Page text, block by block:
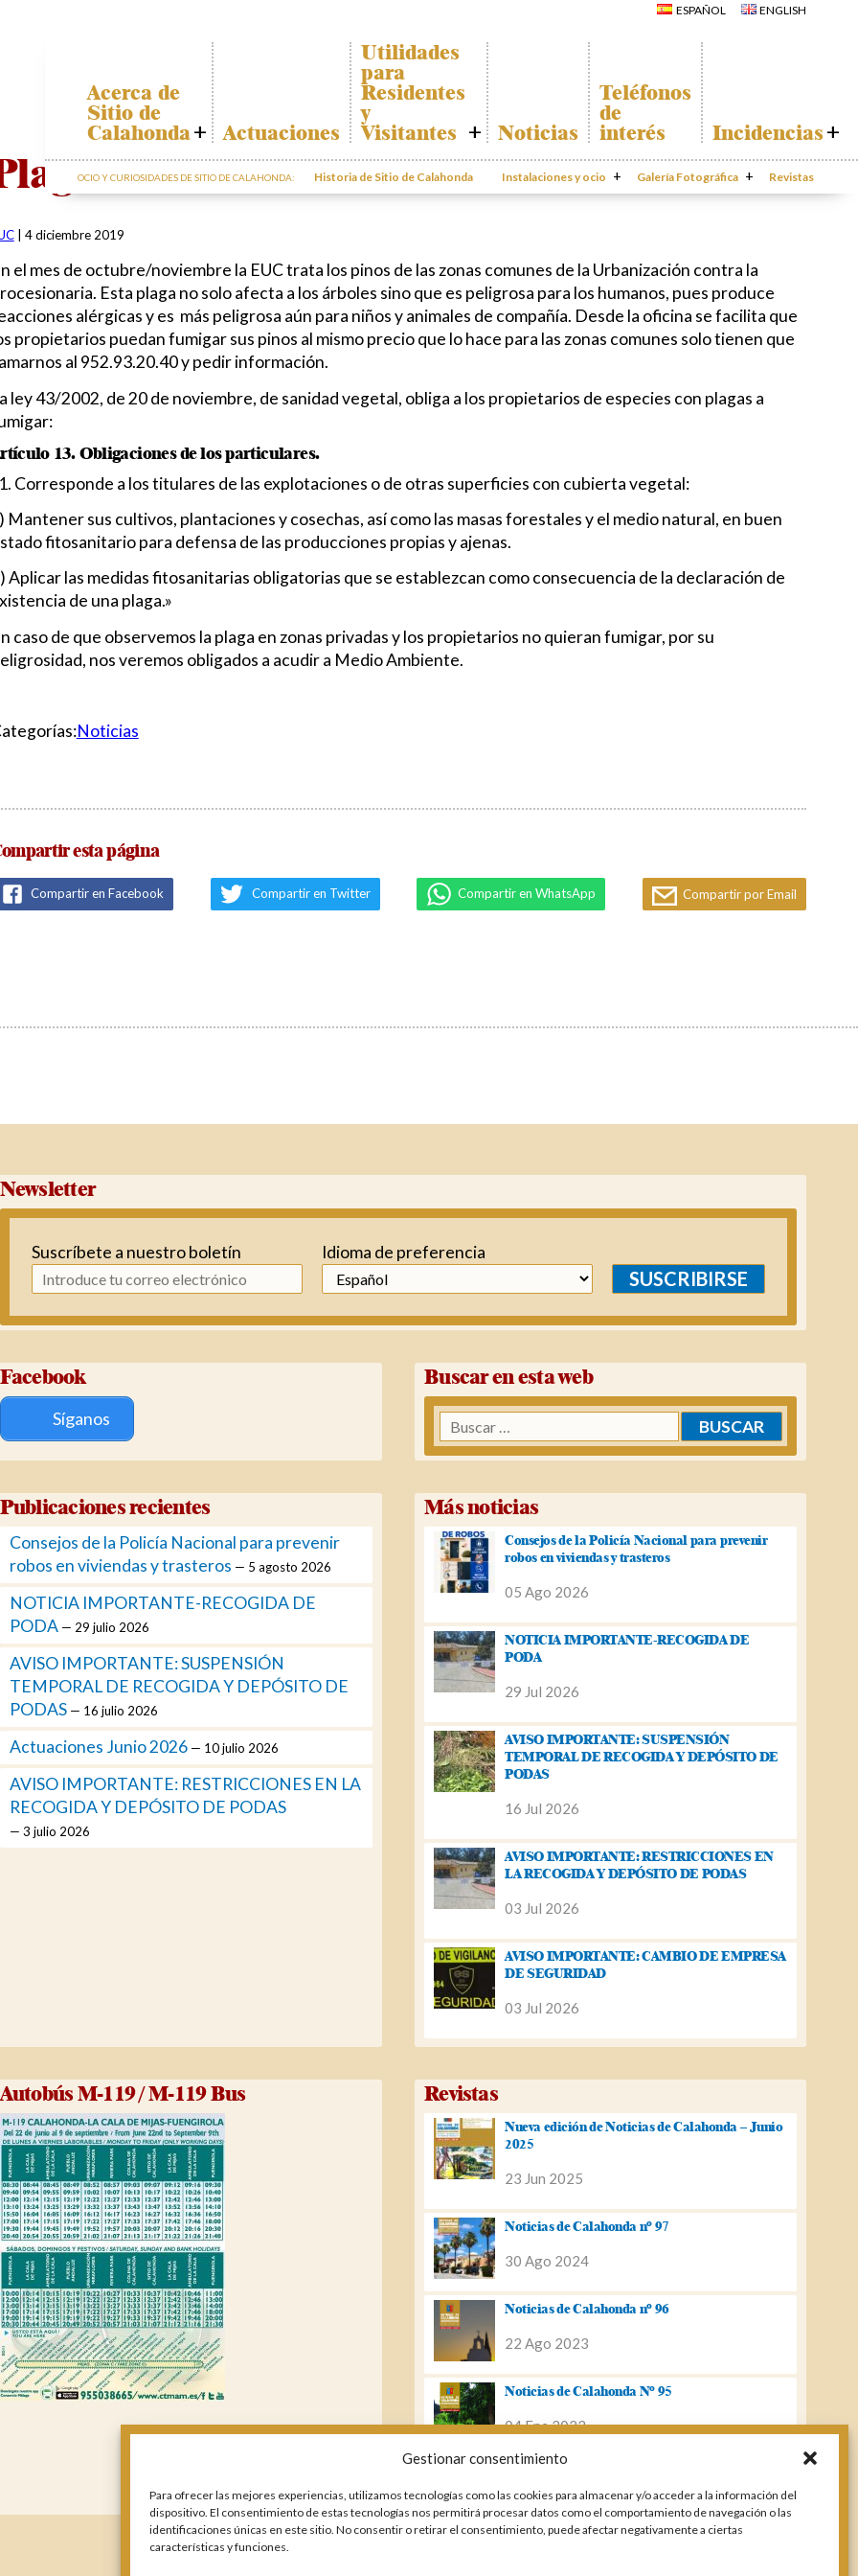
Gestionar consentimiento
Para ofrecer las mejores experiencias, utilizamos tecnologías como las cookies para almacenar y/o acceder a la información del
dispositivo. El consentimiento de estas tecnologías nos permitirá procesar datos como el comportamiento de navegación o las
identificaciones únicas en este sitio. No consentir o retirar el consentimiento, puede afectar negativamente a ciertas
características y funciones.
ESPAÑOL ENGLISH
Acerca de
Sitio de
Calahonda
Quiénes somos
Junta Directiva
Actas e
Informes
Anuales
Sitio de
Calahonda en
cifras
Contactar
Actuaciones
Utilidades
para
Residentes
y
Visitantes
Plano de
Calahonda
Transporte
Información
sobre podas
Noticias
Teléfonos
de
interés Incidencias
Incidencias
App Gecor
OCIO Y CURIOSIDADES DE SITIO DE CALAHONDA: Historia de Sitio de Calahonda Instalaciones y ocio
Parque Calahonda
Senda litoral Mijas
Ruta a pie
singulares
Parque Canino
Galería Fotográfica
comerciales
Iglesia de San
Miguel
Parques de Sitio de
Vivero de
Calahonda
Revistas
de Procesionaria
4 diciembre 2019
el mes de octubre/noviembre la EUC trata los pinos de las zonas comunes de la Urbanización contra la
Esta plaga no solo afecta a los árboles sino que es peligrosa para los humanos, pues produce
alérgicas y es más peligrosa aún para niños y animales de compañía. Desde la oficina se facilita que
propietarios puedan fumigar sus pinos al mismo precio que lo hace para las zonas comunes solo tienen que
al 952.93.20.40 y pedir información.
ley 43/2002, de 20 de noviembre, de sanidad vegetal, obliga a los propietarios de especies con plagas a
13. Obligaciones de los particulares.
Corresponde a los titulares de las explotaciones o de otras superficies con cubierta vegetal:
Mantener sus cultivos, plantaciones y cosechas, así como las masas forestales y el medio natural, en buen
fitosanitario para defensa de las producciones propias y ajenas.
Aplicar las medidas fitosanitarias obligatorias que se establezcan como consecuencia de la declaración de
de una plaga.»
caso de que observemos la plaga en zonas privadas y los propietarios no quieran fumigar, por su
nos veremos obligados a acudir a Medio Ambiente.
Noticias
esta página
Compartir en Facebook Compartir en Twitter Compartir en WhatsApp Compartir por Email
Newsletter
Suscríbete a nuestro boletín Idioma de preferencia
SUSCRIBIRSE
Facebook
Síganos
Buscar en esta web
Buscar:
Publicaciones recientes
Consejos de la Policía Nacional para prevenir
robos en viviendas y trasteros
5 agosto 2026
NOTICIA IMPORTANTE-RECOGIDA DE
PODA
29 julio 2026
AVISO IMPORTANTE: SUSPENSIÓN
TEMPORAL DE RECOGIDA Y DEPÓSITO DE
PODAS
16 julio 2026
Actuaciones Junio 2026 10 julio 2026
AVISO IMPORTANTE: RESTRICCIONES EN LA
RECOGIDA Y DEPÓSITO DE PODAS
3 julio 2026
Más noticias
Consejos de la Policía Nacional para prevenir
robos en viviendas y trasteros
05 Ago 2026
NOTICIA IMPORTANTE-RECOGIDA DE
PODA
29 Jul 2026
AVISO IMPORTANTE: SUSPENSIÓN
TEMPORAL DE RECOGIDA Y DEPÓSITO DE
PODAS
16 Jul 2026
AVISO IMPORTANTE: RESTRICCIONES EN
LA RECOGIDA Y DEPÓSITO DE PODAS
03 Jul 2026
AVISO IMPORTANTE: CAMBIO DE EMPRESA
DE SEGURIDAD
03 Jul 2026
Autobús M-119 / M-119 Bus Revistas
Nueva edición de Noticias de Calahonda – Junio
2025
23 Jun 2025
Noticias de Calahonda nº 97
30 Ago 2024
Noticias de Calahonda nº 96
22 Ago 2023
Noticias de Calahonda Nº 95
04 Ene 2023
25 Feb 2022